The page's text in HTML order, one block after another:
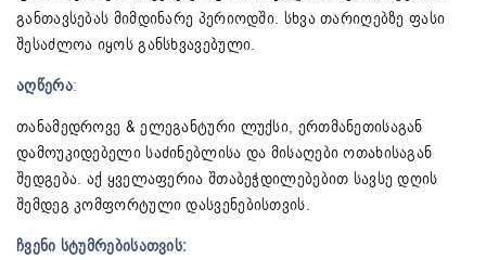
განთავსებას მიმდინარე პერიოდში. სხვა თარიღებზე ფასი
შესაძლოა იყოს განსხვავებული.
აღწერა:
თანამედროვე & ელეგანტური ლუქსი, ერთმანეთისაგან
დამოუკიდებელი საძინებლისა და მისაღები ოთახისაგან
შედგება. აქ ყველაფერია შთაბეჭდილებებით სავსე დღის
შემდეგ კომფორტული დასვენებისთვის.
ჩვენი სტუმრებისათვის: